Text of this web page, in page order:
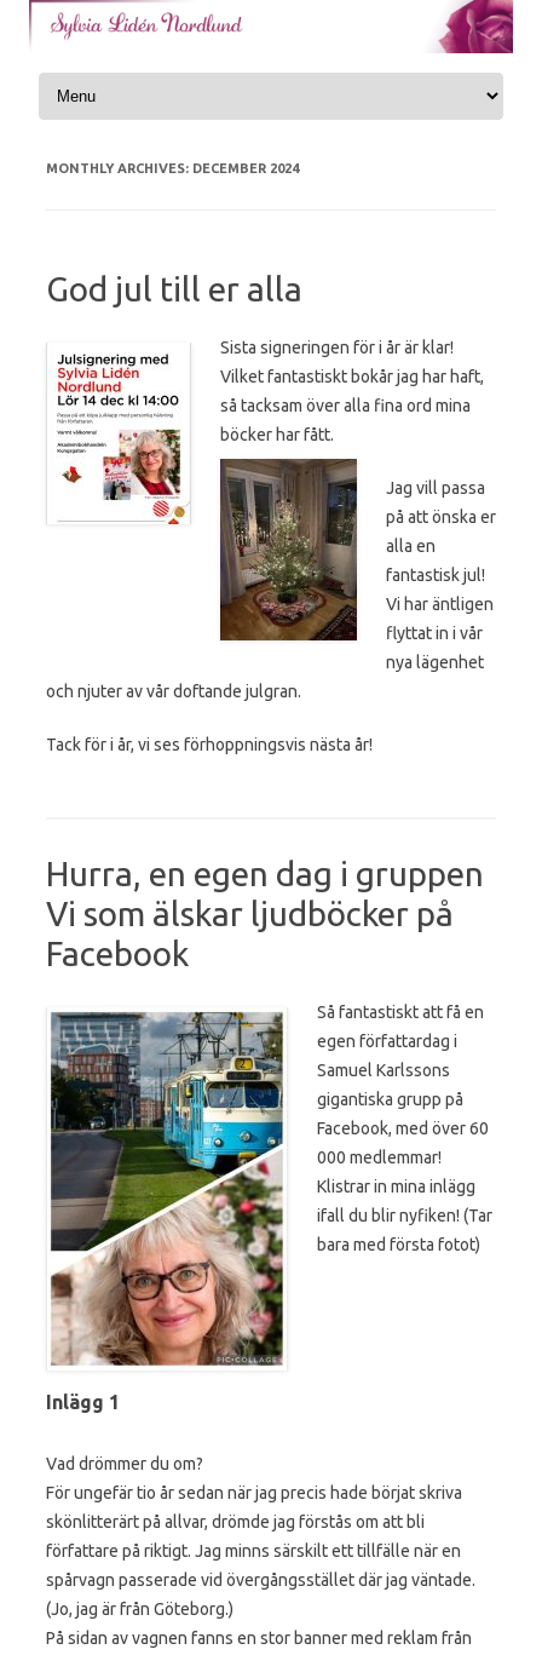
Skip to content
MONTHLY ARCHIVES: DECEMBER 2024
God jul till er alla
Sista signeringen för i år är klar!
Vilket fantastiskt bokår jag har haft,
så tacksam över alla fina ord mina
böcker har fått.
Jag vill passa
på att önska er
alla en
fantastisk jul!
Vi har äntligen
flyttat in i vår
nya lägenhet
och njuter av vår doftande julgran.
Tack för i år, vi ses förhoppningsvis nästa år!
Hurra, en egen dag i gruppen
Vi som älskar ljudböcker på
Facebook
Så fantastiskt att få en
egen författardag i
Samuel Karlssons
gigantiska grupp på
Facebook, med över 60
000 medlemmar!
Klistrar in mina inlägg
ifall du blir nyfiken! (Tar
bara med första fotot)
Inlägg 1
Vad drömmer du om?
För ungefär tio år sedan när jag precis hade börjat skriva
skönlitterärt på allvar, drömde jag förstås om att bli
författare på riktigt. Jag minns särskilt ett tillfälle när en
spårvagn passerade vid övergångsstället där jag väntade.
(Jo, jag är från Göteborg.)
På sidan av vagnen fanns en stor banner med reklam från